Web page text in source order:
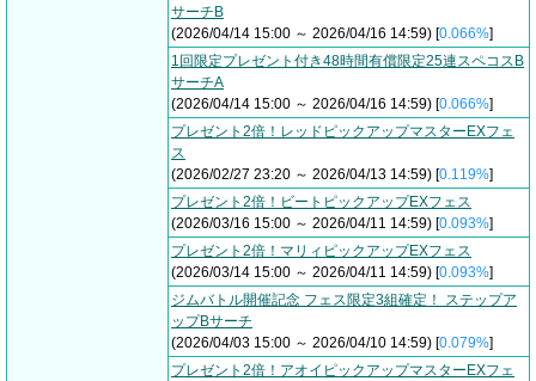
サーチB
(2026/04/14 15:00 ～ 2026/04/16 14:59) [0.066%]
1回限定プレゼント付き48時間有償限定25連スペコスB
サーチA
(2026/04/14 15:00 ～ 2026/04/16 14:59) [0.066%]
プレゼント2倍！レッドピックアップマスターEXフェ
ス
(2026/02/27 23:20 ～ 2026/04/13 14:59) [0.119%]
プレゼント2倍！ビートピックアップEXフェス
(2026/03/16 15:00 ～ 2026/04/11 14:59) [0.093%]
プレゼント2倍！マリィピックアップEXフェス
(2026/03/14 15:00 ～ 2026/04/11 14:59) [0.093%]
ジムバトル開催記念 フェス限定3組確定！ ステップア
ップBサーチ
(2026/04/03 15:00 ～ 2026/04/10 14:59) [0.079%]
プレゼント2倍！アオイピックアップマスターEXフェ